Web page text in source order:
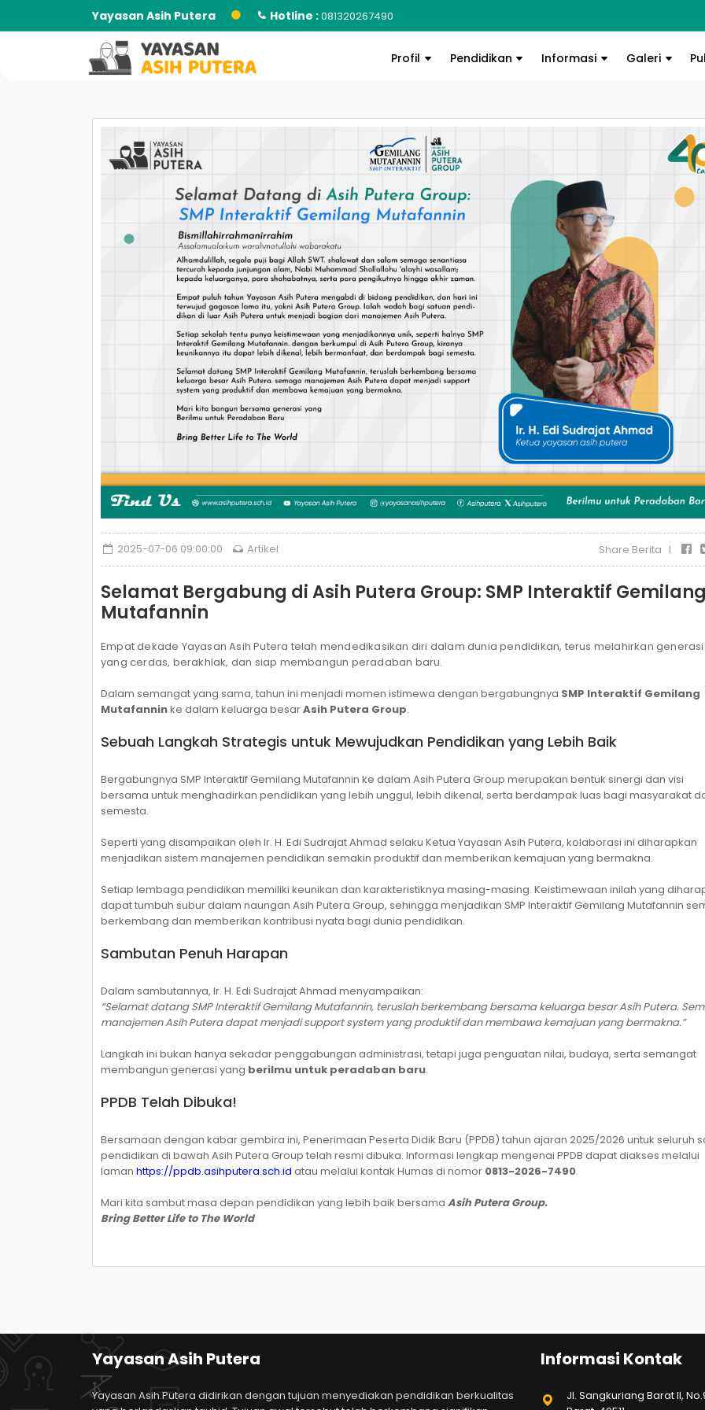
Yayasan Asih Putera Hotline :081320267490
Profil Pendidikan Informasi Galeri
2025-07-06 09:00:00 Artikel Share Berita I
Selamat Bergabung di Asih Putera Group: SMP Interaktif Gemilang
Mutafannin
Empat dekade Yayasan Asih Putera telah mendedikasikan diri dalam dunia pendidikan, terus melahirkan generasi
yang cerdas, berakhlak, dan siap membangun peradaban baru.
Dalam semangat yang sama, tahun ini menjadi momen istimewa dengan bergabungnya SMP Interaktif Gemilang
Mutafanninke dalam keluarga besarAsih Putera Group.
Sebuah Langkah Strategis untuk Mewujudkan Pendidikan yang Lebih Baik
Bergabungnya SMP Interaktif Gemilang Mutafannin ke dalam Asih Putera Group merupakan bentuk sinergi dan visi
bersama untuk menghadirkan pendidikan yang lebih unggul, lebih dikenal, serta berdampak luas bagi masyarakat
semesta.
Seperti yang disampaikan oleh Ir. H. Edi Sudrajat Ahmad selaku Ketua Yayasan Asih Putera, kolaborasi ini diharapkan
menjadikan sistem manajemen pendidikan semakin produktif dan memberikan kemajuan yang bermakna.
Setiap lembaga pendidikan memiliki keunikan dan karakteristiknya masing-masing. Keistimewaan inilah yang
dapat tumbuh subur dalam naungan Asih Putera Group, sehingga menjadikan SMP Interaktif Gemilang Mutafannin
berkembang dan memberikan kontribusi nyata bagi dunia pendidikan.
Sambutan Penuh Harapan
Dalam sambutannya, Ir. H. Edi Sudrajat Ahmad menyampaikan:
“Selamat datang SMP Interaktif Gemilang Mutafannin, teruslah berkembang bersama keluarga besar Asih Putera.
manajemen Asih Putera dapat menjadi support system yang produktif dan membawa kemajuan yang bermakna.”
Langkah ini bukan hanya sekadar penggabungan administrasi, tetapi juga penguatan nilai, budaya, serta semangat
membangun generasi yang berilmu untuk peradaban baru.
PPDB Telah Dibuka!
Bersamaan dengan kabar gembira ini, Penerimaan Peserta Didik Baru (PPDB) tahun ajaran 2025/2026 untuk seluruh
pendidikan di bawah Asih Putera Group telah resmi dibuka. Informasi lengkap mengenai PPDB dapat diakses melalui
laman https://ppdb.asihputera.sch.id atau melalui kontak Humas di nomor 0813-2026-7490.
Mari kita sambut masa depan pendidikan yang lebih baik bersama Asih Putera Group.
Bring Better Life to The World
Yayasan Asih Putera
Yayasan Asih Putera didirikan dengan tujuan menyediakan pendidikan berkualitas
Informasi Kontak
Jl. Sangkuriang Barat II,